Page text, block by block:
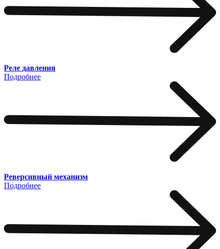
Реле давления
Подробнее
Реверсивный механизм
Подробнее